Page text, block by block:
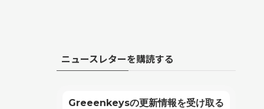
ニュースレターを購読する
Greeenkeysの更新情報を受け取る